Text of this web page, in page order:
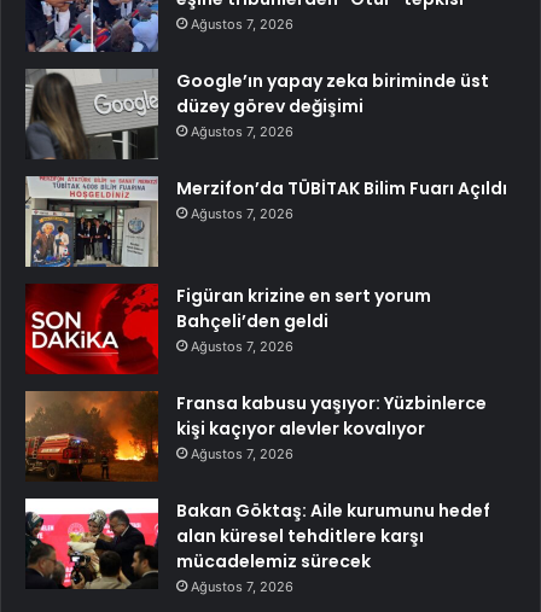
Ağustos 7, 2026
Google’ın yapay zeka biriminde üst
düzey görev değişimi
Ağustos 7, 2026
Merzifon’da TÜBİTAK Bilim Fuarı Açıldı
Ağustos 7, 2026
Figüran krizine en sert yorum
Bahçeli’den geldi
Ağustos 7, 2026
Fransa kabusu yaşıyor: Yüzbinlerce
kişi kaçıyor alevler kovalıyor
Ağustos 7, 2026
Bakan Göktaş: Aile kurumunu hedef
alan küresel tehditlere karşı
mücadelemiz sürecek
Ağustos 7, 2026